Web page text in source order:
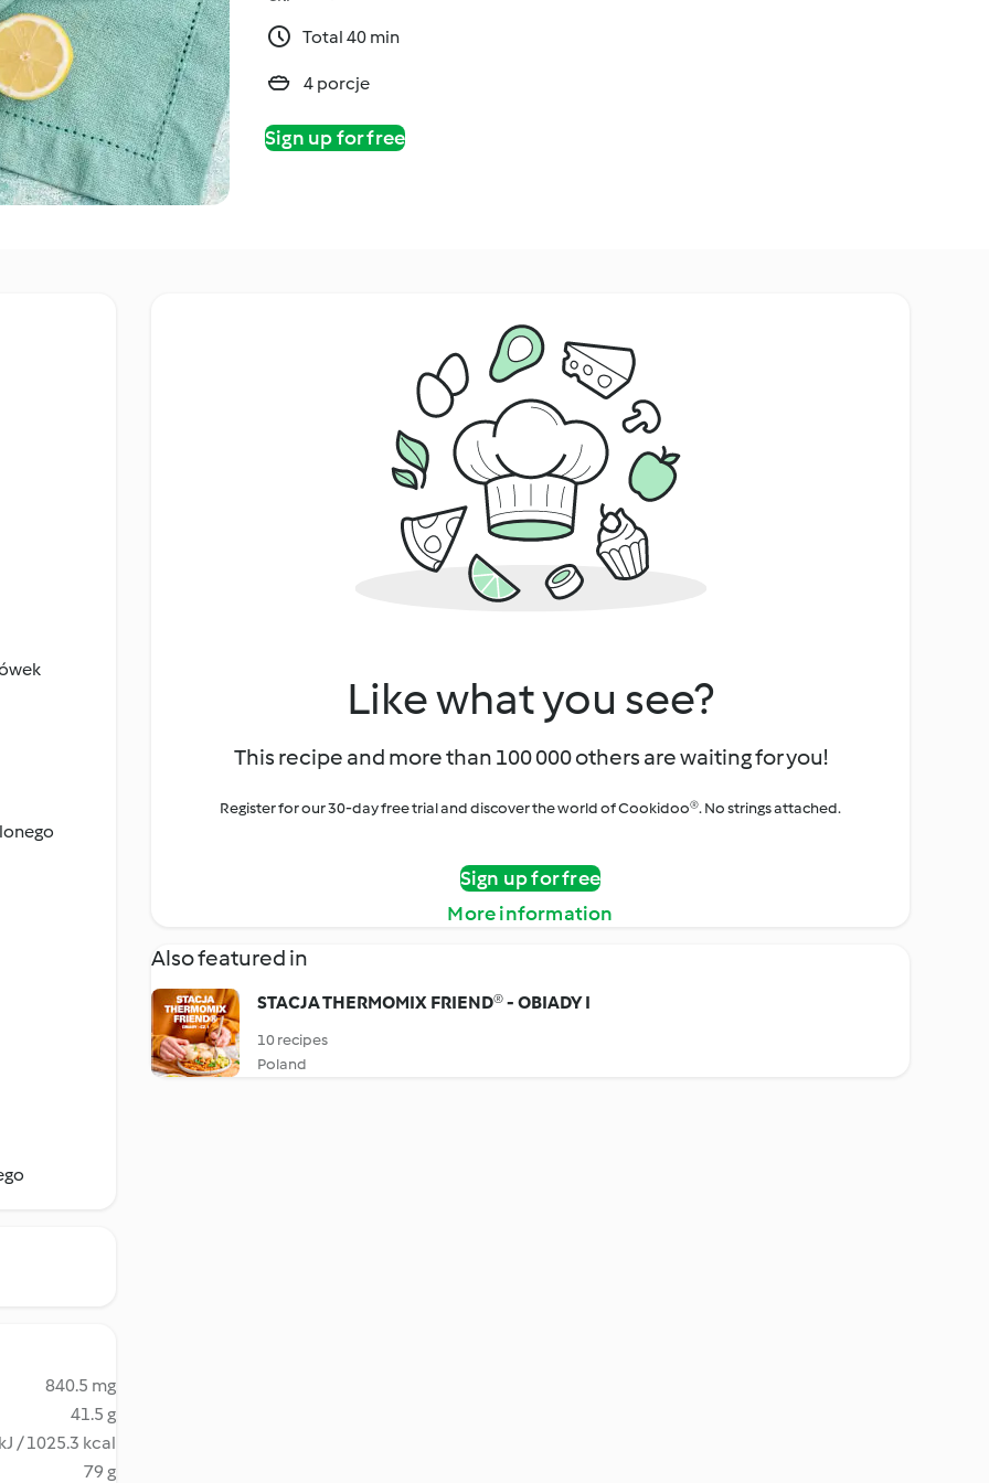
Total 40 min
4 porcje
Sign up for free
840.5 mg
41.5 g
/ 1025.3 kcal
79 g
Like what you see?
This recipe and more than 100 000 others are waiting for you!
Register for our 30-day free trial and discover the world of Cookidoo®. No strings attached.
Sign up for free
More information
Also featured in
STACJA THERMOMIX FRIEND® - OBIADY I
10 recipes
Poland